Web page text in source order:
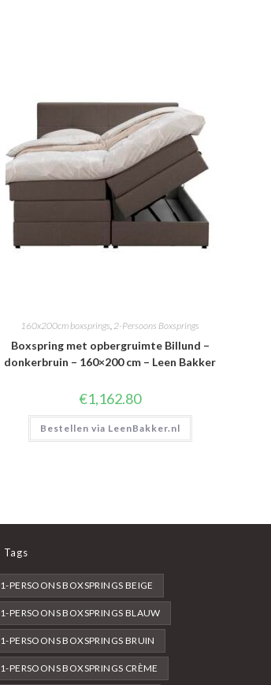
160x200cm boxsprings,2-Persoons Boxsprings
Boxspring met opbergruimte Billund –
donkerbruin – 160×200 cm – Leen Bakker
€1,162.80
Bestellen via LeenBakker.nl
Tags
1-PERSOONS BOXSPRINGS BEIGE
1-PERSOONS BOXSPRINGS BLAUW
1-PERSOONS BOXSPRINGS BRUIN
1-PERSOONS BOXSPRINGS CRÈME